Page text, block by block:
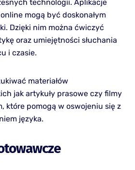
technologii. Aplikacje
mogą być doskonałym
Dzięki nim można ćwiczyć
oraz umiejętności słuchania
i czasie.
materiałów
jak artykuły prasowe czy filmy
które pomogą w oswojeniu się z
języka.